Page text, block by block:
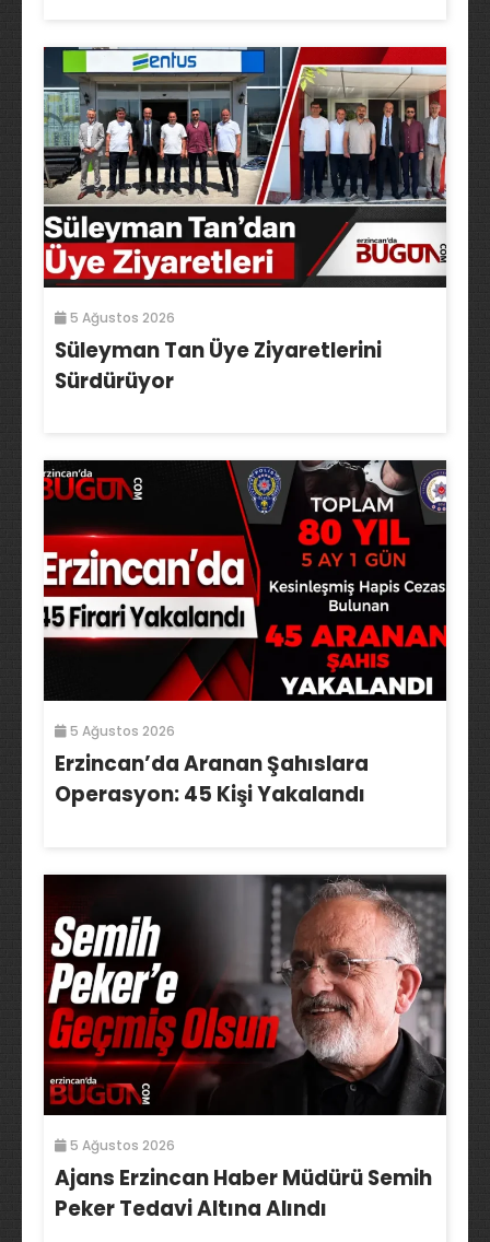
5 Ağustos 2026
Süleyman Tan Üye Ziyaretlerini
Sürdürüyor
5 Ağustos 2026
Erzincan’da Aranan Şahıslara
Operasyon: 45 Kişi Yakalandı
5 Ağustos 2026
Ajans Erzincan Haber Müdürü Semih
Peker Tedavi Altına Alındı